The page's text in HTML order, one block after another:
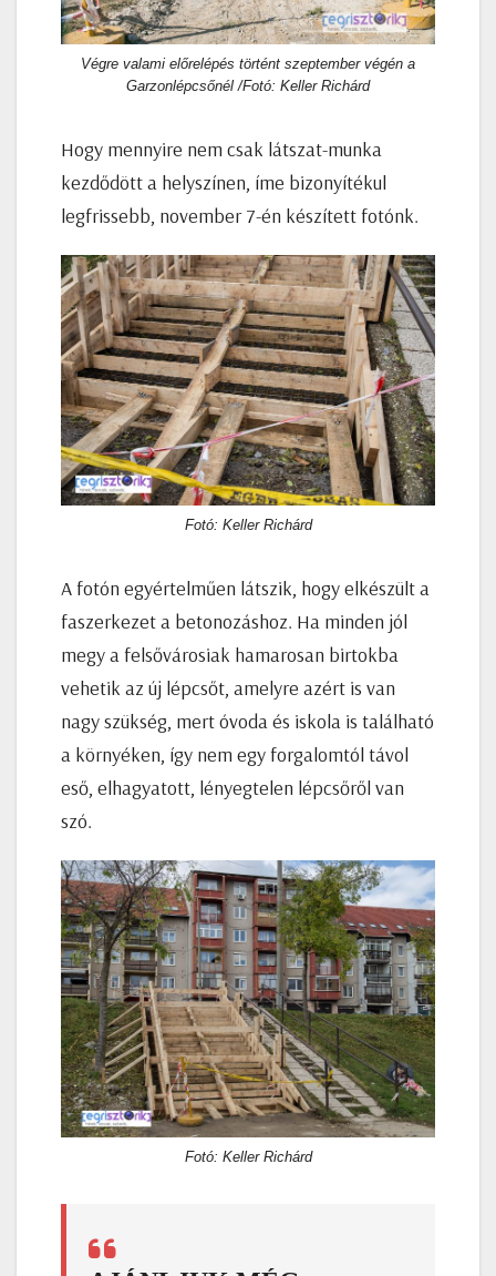
Végre valami előrelépés történt szeptember végén a
Garzonlépcsőnél /Fotó: Keller Richárd
Hogy mennyire nem csak látszat-munka
kezdődött a helyszínen, íme bizonyítékul
legfrissebb, november 7-én készített fotónk.
Fotó: Keller Richárd
A fotón egyértelműen látszik, hogy elkészült a
faszerkezet a betonozáshoz. Ha minden jól
megy a felsővárosiak hamarosan birtokba
vehetik az új lépcsőt, amelyre azért is van
nagy szükség, mert óvoda és iskola is található
a környéken, így nem egy forgalomtól távol
eső, elhagyatott, lényegtelen lépcsőről van
szó.
Fotó: Keller Richárd